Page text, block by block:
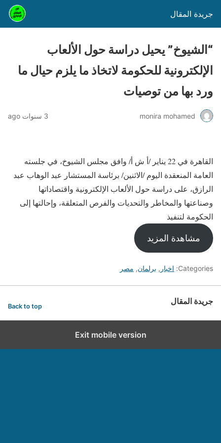
جريدة المقال
“الشيوخ” يحيل دراسة حول الألعاب
الإلكترونية للحكومة لاتخاذ ما يلزم حيال ما
ورد بها من توصيات
monira mohamed 3 سنوات ago
القاهرة في 22 يناير /أ ش أ/ وافق مجلس الشيوخ، في جلسته
العامة المنعقدة اليوم /الاثنين/ برئاسة المستشار عبد الوهاب عبد
الرازق، على دراسة حول الألعاب الإلكترونية واقتصاداتها
وصناعتها والمخاطر والتحديات والفرص المتعلقة، وإحالتها إلى
الحكومة لتنفيذ
مشاهدة المزيد
Categories: اخبار , برلمان, مصر
جريدة المقال Back to top
Exit mobile version